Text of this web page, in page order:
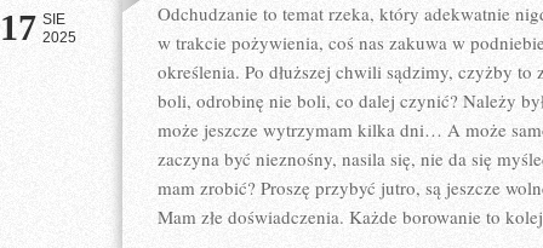
17 SIE
2025
Odchudzanie to temat rzeka, który adekwatnie
w trakcie pożywienia, coś nas zakuwa w
określenia. Po dłuższej chwili sądzimy, czyżby to
boli, odrobinę nie boli, co dalej czynić? Należy
może jeszcze wytrzymam kilka dni… A może
zaczyna być nieznośny, nasila się, nie da się
mam zrobić? Proszę przybyć jutro, są jeszcze
Mam złe doświadczenia. Każde borowanie to